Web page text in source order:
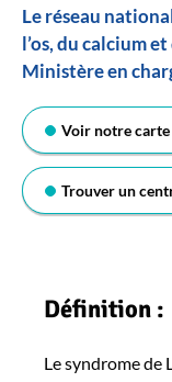
Le réseau
l’os, du calcium
Ministère en
Voir notre
Trouver un
Définition :
Le syndrome de